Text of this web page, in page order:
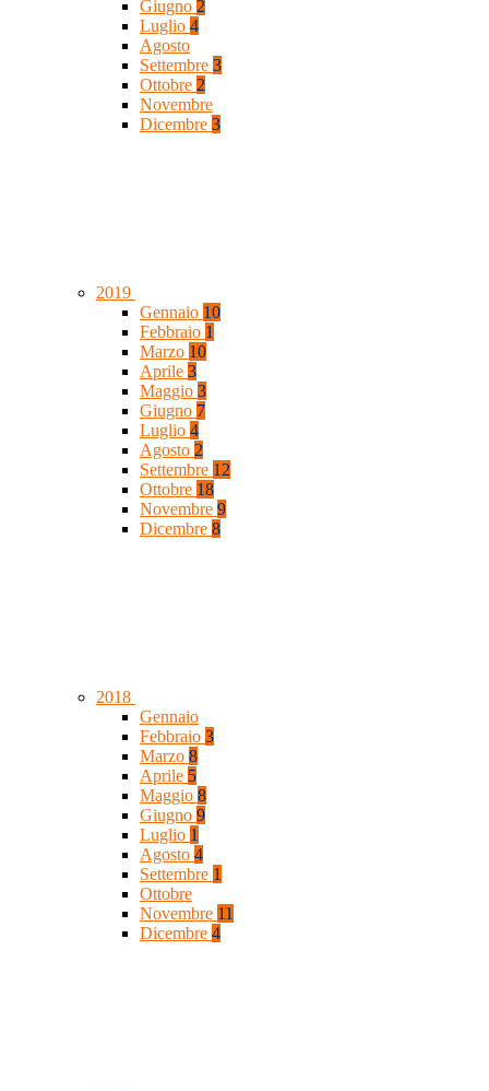
Giugno 2
Luglio 4
Agosto
Settembre 3
Ottobre 2
Novembre
Dicembre 3
2019
Gennaio 10
Febbraio 1
Marzo 10
Aprile 3
Maggio 3
Giugno 7
Luglio 4
Agosto 2
Settembre 12
Ottobre 18
Novembre 9
Dicembre 8
2018
Gennaio
Febbraio 3
Marzo 8
Aprile 5
Maggio 8
Giugno 9
Luglio 1
Agosto 4
Settembre 1
Ottobre
Novembre 11
Dicembre 4